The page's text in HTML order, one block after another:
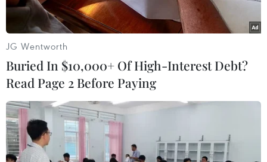
Chủ tịch nước Nguyễn Xuân Phúc thăm Nhà bia tưởng niệm
các liệt sỹ thanh niên xung phong toàn quốc. (Ảnh: Thống
Nhất/TTXVN)
(TTXVN/ Vietnam+)
JG Wentworth
Buried In $10,000+ Of High-Interest Debt?
Read Page 2 Before Paying